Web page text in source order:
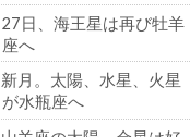
27日、海王星は再び牡羊
座へ
新月。太陽、水星、火星
が水瓶座へ